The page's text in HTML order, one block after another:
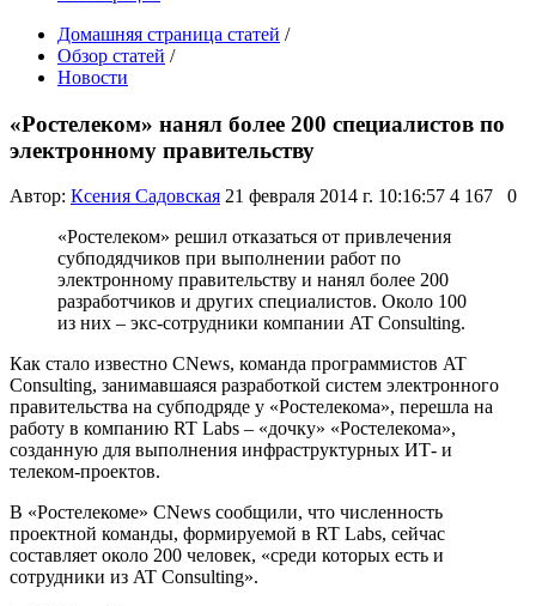
Домашняя страница статей /
Обзор статей /
Новости
«Ростелеком» нанял более 200 специалистов по
электронному правительству
Автор: Ксения Садовская 21 февраля 2014 г. 10:16:57 4 167 0
«Ростелеком» решил отказаться от привлечения
субподядчиков при выполнении работ по
электронному правительству и нанял более 200
разработчиков и других специалистов. Около 100
из них – экс-сотрудники компании AT Consulting.
Как стало известно CNews, команда программистов AT
Consulting, занимавшаяся разработкой систем электронного
правительства на субподряде у «Ростелекома», перешла на
работу в компанию RT Labs – «дочку» «Ростелекома»,
созданную для выполнения инфраструктурных ИТ- и
телеком-проектов.
В «Ростелекоме» CNews сообщили, что численность
проектной команды, формируемой в RT Labs, сейчас
составляет около 200 человек, «среди которых есть и
сотрудники из AT Consulting».